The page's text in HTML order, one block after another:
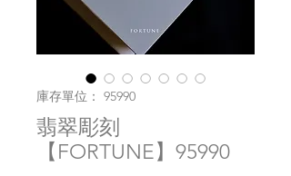
庫存單位： 95990
翡翠彫刻
【FORTUNE】95990